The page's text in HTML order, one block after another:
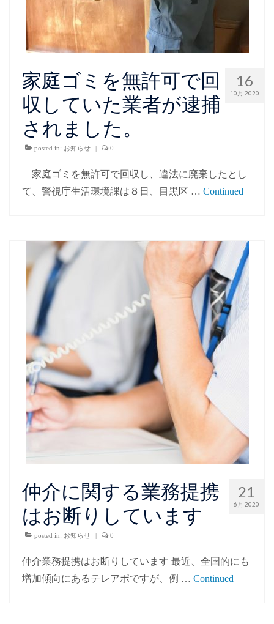
16
10月 2020
家庭ゴミを無許可で回
収していた業者が逮捕
されました。
posted in: お知らせ | 0
家庭ゴミを無許可で回収し、違法に廃棄したとし
て、警視庁生活環境課は８日、目黒区 … Continued
21
6月 2020
仲介に関する業務提携
はお断りしています
posted in: お知らせ | 0
仲介業務提携はお断りしています 最近、全国的にも
増加傾向にあるテレアポですが、例 … Continued